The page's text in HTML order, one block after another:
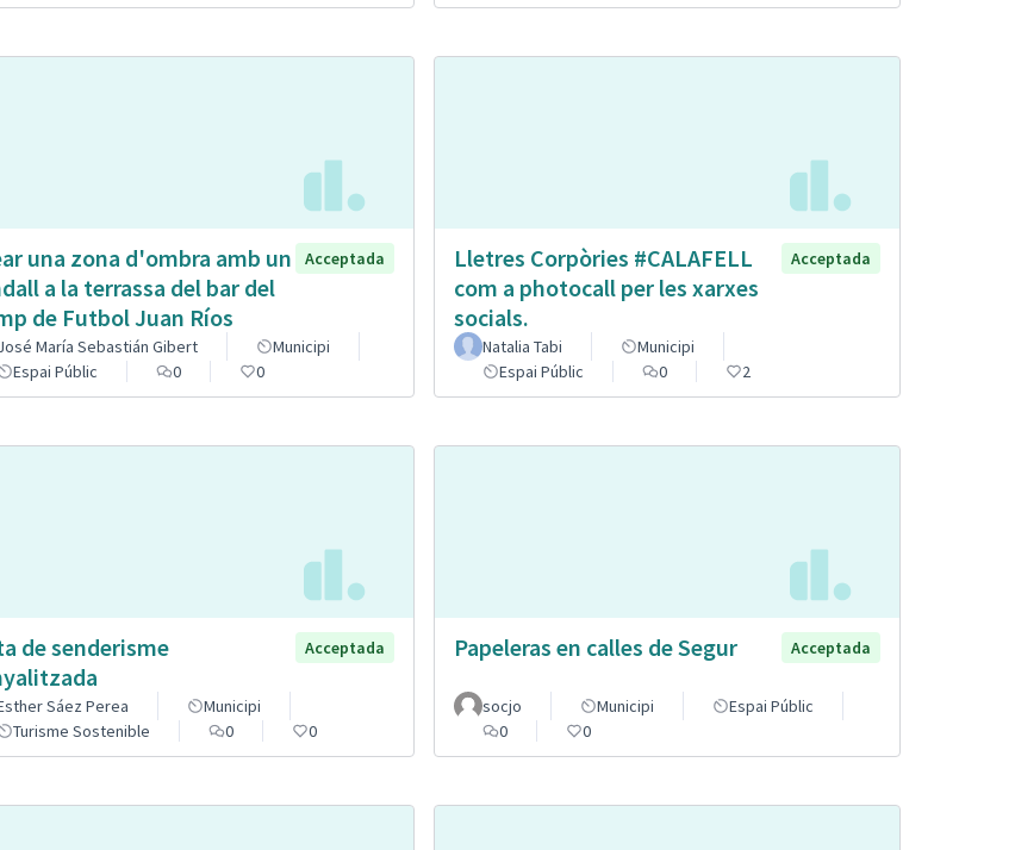
una zona d'ombra amb un
a la terrassa del bar del
de Futbol Juan Ríos
Acceptada
María Sebastián Gibert
Municipi
Espai Públic
0 0
Lletres Corpòries #CALAFELL
com a photocall per les xarxes
socials.
Acceptada
Natalia Tabi
Municipi
Espai Públic
0 2
de senderisme
Acceptada
Sáez Perea
Municipi
Turisme Sostenible
0 0
Papeleras en calles de Segur Acceptada
socjo Municipi
Espai Públic
0
0